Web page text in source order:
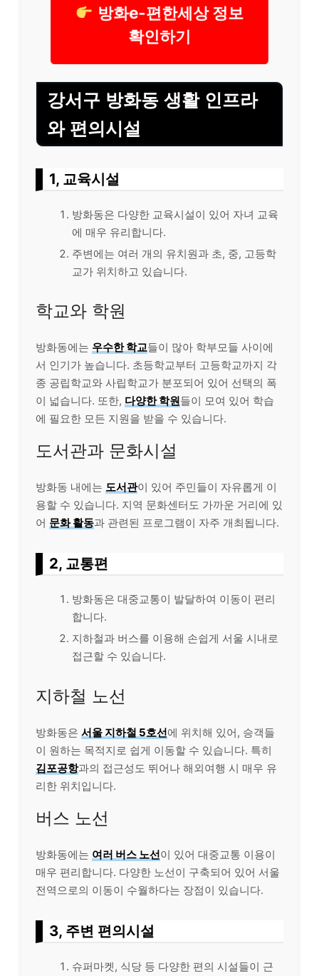
방화e-편한세상 정보
확인하기
강서구 방화동 생활 인프라
와 편의시설
1, 교육시설
방화동은 다양한 교육시설이 있어 자녀 교육
에 매우 유리합니다.
주변에는 여러 개의 유치원과 초, 중, 고등학
교가 위치하고 있습니다.
학교와 학원
방화동에는 우수한 학교들이 많아 학부모들 사이에
서 인기가 높습니다. 초등학교부터 고등학교까지 각
종 공립학교와 사립학교가 분포되어 있어 선택의 폭
이 넓습니다. 또한, 다양한 학원들이 모여 있어 학습
에 필요한 모든 지원을 받을 수 있습니다.
도서관과 문화시설
방화동 내에는 도서관이 있어 주민들이 자유롭게 이
용할 수 있습니다. 지역 문화센터도 가까운 거리에 있
어 문화 활동과 관련된 프로그램이 자주 개최됩니다.
2, 교통편
방화동은 대중교통이 발달하여 이동이 편리
합니다.
지하철과 버스를 이용해 손쉽게 서울 시내로
접근할 수 있습니다.
지하철 노선
방화동은 서울 지하철 5호선에 위치해 있어, 승객들
이 원하는 목적지로 쉽게 이동할 수 있습니다. 특히
김포공항과의 접근성도 뛰어나 해외여행 시 매우 유
리한 위치입니다.
버스 노선
방화동에는 여러 버스 노선이 있어 대중교통 이용이
매우 편리합니다. 다양한 노선이 구축되어 있어 서울
전역으로의 이동이 수월하다는 장점이 있습니다.
3, 주변 편의시설
슈퍼마켓, 식당 등 다양한 편의 시설들이 근